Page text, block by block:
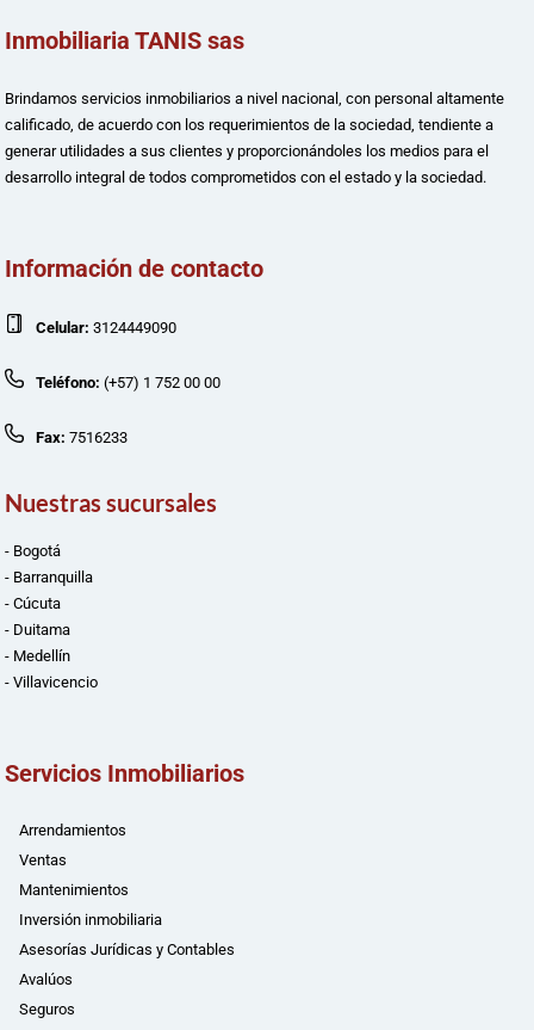
Inmobiliaria TANIS sas
Brindamos servicios inmobiliarios a nivel nacional, con personal altamente
calificado, de acuerdo con los requerimientos de la sociedad, tendiente a
generar utilidades a sus clientes y proporcionándoles los medios para el
desarrollo integral de todos comprometidos con el estado y la sociedad.
Información de contacto
Celular: 3124449090
Teléfono: (+57) 1 752 00 00
Fax: 7516233
Nuestras sucursales
- Bogotá
- Barranquilla
- Cúcuta
- Duitama
- Medellín
- Villavicencio
Servicios Inmobiliarios
Arrendamientos
Ventas
Mantenimientos
Inversión inmobiliaria
Asesorías Jurídicas y Contables
Avalúos
Seguros